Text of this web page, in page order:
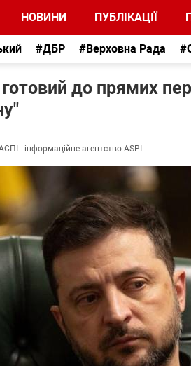
НОВИНИ ПУБЛІКАЦІЇ
#ДБР #Верховна Рада
до прямих
- інформаційне агентство ASPI